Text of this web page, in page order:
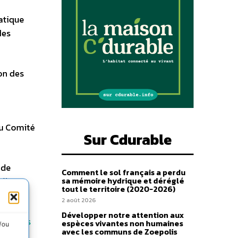
des
Comité
Sur Cdurable
Comment le sol français a perdu
sa mémoire hydrique et déréglé
tout le territoire (2020-2026)
2 août 2026
Développer notre attention aux
espèces vivantes non humaines
avec les communs de Zoepolis